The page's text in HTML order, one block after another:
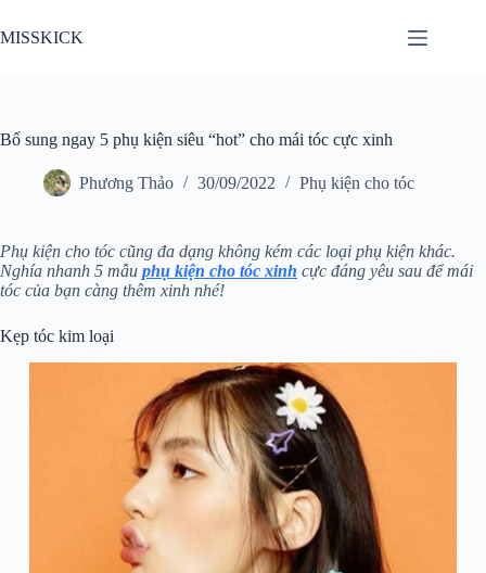
đến
phần
MISSKICK
Bổ sung ngay 5 phụ kiện siêu “hot” cho mái tóc cực xinh
Phương Thảo 30/09/2022 Phụ kiện cho tóc
Phụ kiện cho tóc cũng đa dạng không kém các loại phụ kiện khác.
Nghía nhanh 5 mẫu phụ kiện cho tóc xinh cực đáng yêu sau để mái
tóc của bạn càng thêm xinh nhé!
Kẹp tóc kim loại